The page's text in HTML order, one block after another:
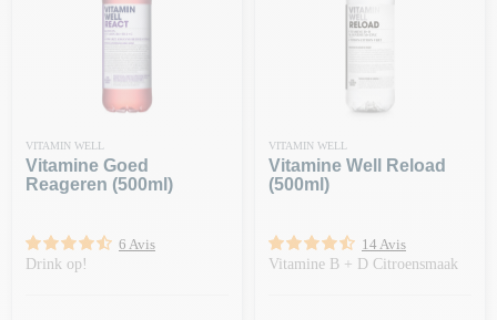
VITAMIN WELL
Vitamine Goed
Reageren (500ml)
6 Avis
Drink op!
VITAMIN WELL
Vitamine Well Reload
(500ml)
14 Avis
Vitamine B + D Citroensmaak